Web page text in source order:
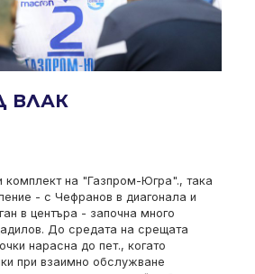
ВЛАК
комплект на "Газпром-Югра"., така
- с Чефранов в диагонала и
в центъра - започна много
До средата на срещата
нарасна до пет., когато
при взаимно обслужване